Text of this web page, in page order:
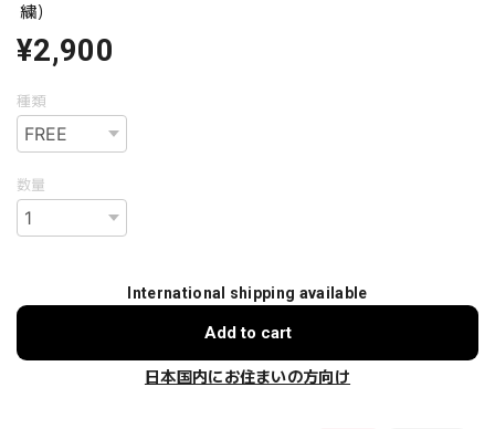
繍）
¥2,900
種類
数量
International shipping available
Add to cart
日本国内にお住まいの方向け